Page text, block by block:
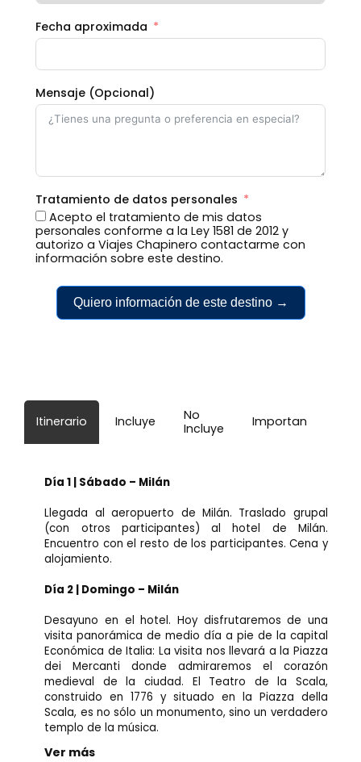
Fecha aproximada
Mensaje (Opcional)
Tratamiento de datos personales
Acepto el tratamiento de mis datos
personales conforme a la Ley 1581 de 2012 y
autorizo a Viajes Chapinero contactarme con
información sobre este destino.
Quiero información de este destino →
Itinerario Incluye
No
Incluye
Importante
Día 1 | Sábado – Milán
Llegada al aeropuerto de Milán. Traslado grupal
(con otros participantes) al hotel de Milán.
Encuentro con el resto de los participantes. Cena y
alojamiento.
Día 2 | Domingo – Milán
Desayuno en el hotel. Hoy disfrutaremos de una
visita panorámica de medio día a pie de la capital
Económica de Italia: La visita nos llevará a la Piazza
dei Mercanti donde admiraremos el corazón
medieval de la ciudad. El Teatro de la Scala,
construido en 1776 y situado en la Piazza della
Scala, es no sólo un monumento, sino un verdadero
templo de la música.
Ver más